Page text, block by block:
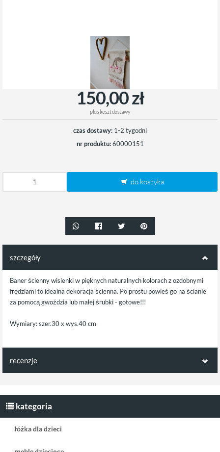
150,00 zł
pluskoszt dostawy
czas dostawy: 1-2 tygodni
nr produktu:60000151
do koszyka
szczegóły
Baner ścienny wisienki w pięknych naturalnych kolorach z ozdobnymi
frędzlami to idealna dekoracja ścienna. Po prostu powieś go na ścianie
za pomocą gwoździa lub małej śrubki - gotowe!!!
Wymiary: szer.30 x wys.40 cm
recenzje
Napisz pierwszą recenzję jako klient!
kategoria
łóżka dla dzieci